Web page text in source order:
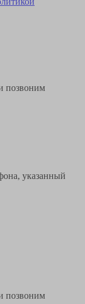
позвоним
указанный
позвоним